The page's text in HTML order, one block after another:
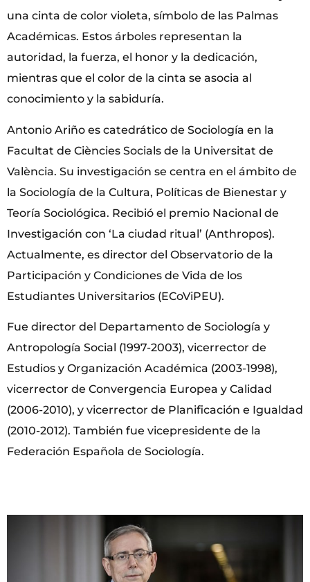
una cinta de color violeta, símbolo de las Palmas
Académicas. Estos árboles representan la
autoridad, la fuerza, el honor y la dedicación,
mientras que el color de la cinta se asocia al
conocimiento y la sabiduría.
Antonio Ariño es catedrático de Sociología en la
Facultat de Ciències Socials de la Universitat de
València. Su investigación se centra en el ámbito de
la Sociología de la Cultura, Políticas de Bienestar y
Teoría Sociológica. Recibió el premio Nacional de
Investigación con ‘La ciudad ritual’ (Anthropos).
Actualmente, es director del Observatorio de la
Participación y Condiciones de Vida de los
Estudiantes Universitarios (ECoViPEU).
Fue director del Departamento de Sociología y
Antropología Social (1997-2003), vicerrector de
Estudios y Organización Académica (2003-1998),
vicerrector de Convergencia Europea y Calidad
(2006-2010), y vicerrector de Planificación e Igualdad
(2010-2012). También fue vicepresidente de la
Federación Española de Sociología.